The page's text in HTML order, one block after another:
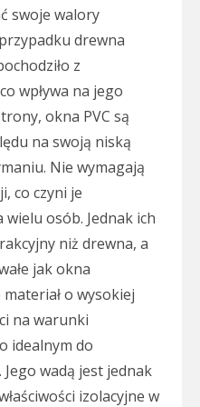
swoje walory
drewna
z
wpływa na jego
okna PVC są
na swoją niską
Nie wymagają
co czyni je
osób. Jednak ich
niż drewna, a
jak okna
o wysokiej
na warunki
idealnym do
wadą jest jednak
izolacyjne w